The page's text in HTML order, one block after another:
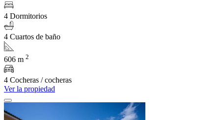
4 Dormitorios
4 Cuartos de baño
606 m 2
4 Cocheras / cocheras
Ver la propiedad